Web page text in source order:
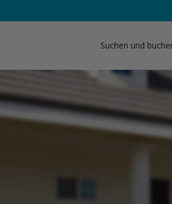
Suchen und